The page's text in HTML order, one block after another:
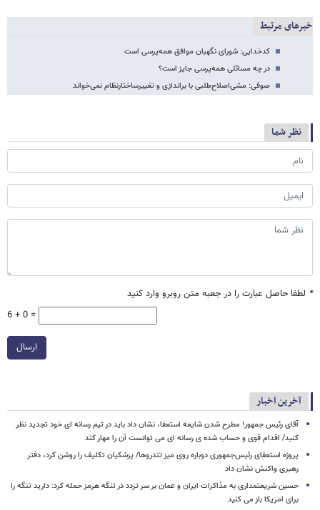
خبرهای مرتبط
کدخدایی: شورای نگهبان موافق همه‌پرسی است
در چه مسائلی همه‌پرسی جایز است؟
صوفی: مشی‌اصلاح‌طلبی با براندازی و تغییرساختارنظام نمی‌خواند
نظر شما
* لطفا حاصل عبارت را در جعبه متن روبرو وارد کنید
6 + 0 =
ارسال
آخرین اخبار
آقای رئیس جمهور! مطرح شدن شایعه استعفا، نشان داد باید در تیم رسانه ای خود تجدید نظر
کنید/ اقدام قوی و حساب شده ی رسانه ای می توانست آن را مهار کند
پروژه استعفای رئیس‌جمهوری دوباره روی میز تندروها/ پزشکیان تکلیف را روشن کرد، دفتر
رهبری واکنش نشان داد
حسین شریعتمداری به مذاکرات ایران و عمان بر سر تردد در تنگه هرمز حمله کرد: دارید تنگه را
برای امریکا باز می کنید